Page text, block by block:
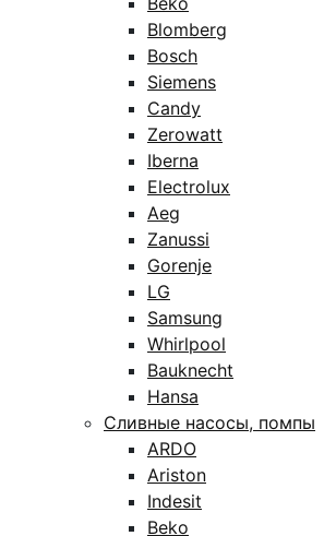
Blomberg
Bosch
Siemens
Candy
Zerowatt
Iberna
Electrolux
Aeg
Zanussi
Gorenje
LG
Samsung
Whirlpool
Bauknecht
Hansa
Сливные насосы, помпы
ARDO
Ariston
Indesit
Beko